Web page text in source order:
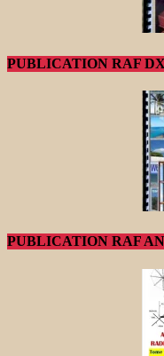
PUBLICATION RAF
PUBLICATION RAF